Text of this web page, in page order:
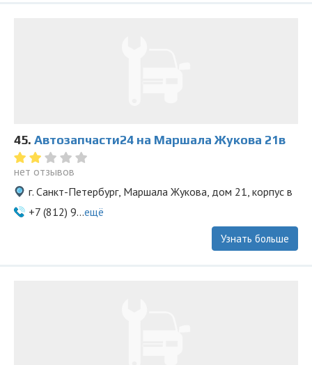
45. Автозапчасти24 на Маршала Жукова 21в
нет отзывов
г. Санкт-Петербург, Маршала Жукова, дом 21, корпус в
+7 (812) 9...ещё
Узнать больше